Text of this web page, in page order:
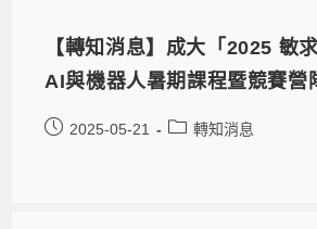
【轉知消息】成大「2025 敏
AI與機器人暑期課程暨競賽營
2025-05-21 轉知消息